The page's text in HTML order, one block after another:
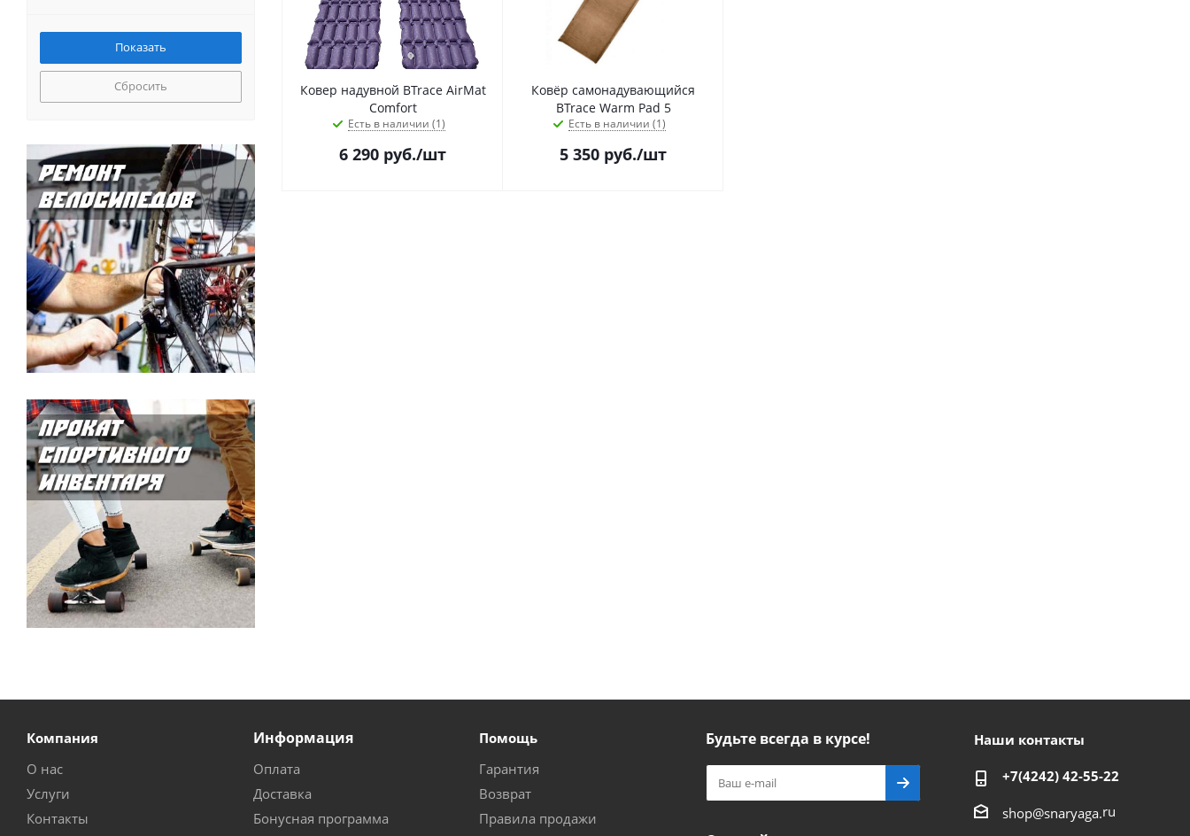
Ковер надувной BTrace AirMat
Comfort
Есть в наличии (1)
6 290 руб./шт
Ковёр самонадувающийся
BTrace Warm Pad 5
Есть в наличии (1)
5 350 руб./шт
Сбросить
Компания
О нас
Услуги
Контакты
Информация
Оплата
Доставка
Бонусная программа
Помощь
Гарантия
Возврат
Правила продажи
Будьте всегда в курсе! Наши контакты
+7(4242) 42-55-22
shop@snaryaga.ru